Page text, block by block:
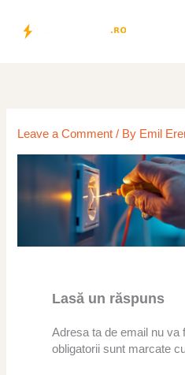
content
Leave a Comment / By Emil
Lasă un răspuns
Adresa ta de email nu va
obligatorii sunt marcate